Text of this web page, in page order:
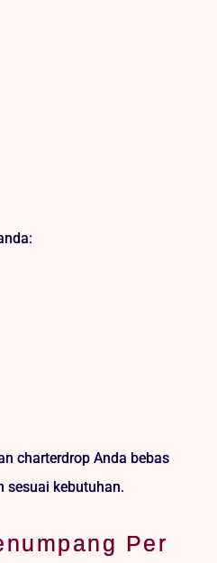
charterdrop Anda bebas
sesuai kebutuhan.
Per